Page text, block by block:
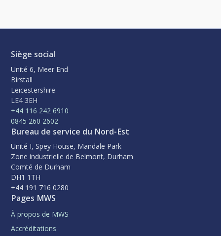
Siège social
Unité 6, Meer End
Birstall
Leicestershire
LE4 3EH
+44 116 242 6910
0845 260 2602
Bureau de service du Nord-Est
Unité I, Spey House, Mandale Park
Zone industrielle de Belmont, Durham
Comté de Durham
DH1 1TH
+44 191 716 0280
Pages MWS
À propos de MWS
Accréditations